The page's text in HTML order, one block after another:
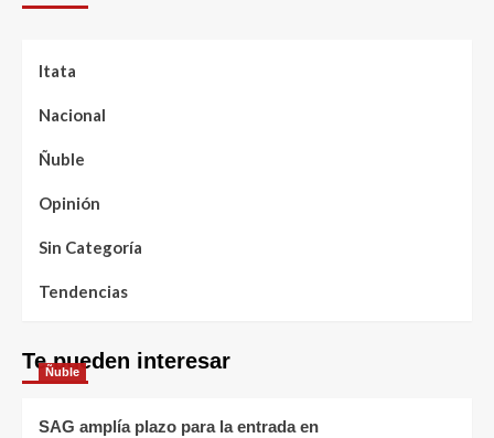
Itata
Nacional
Ñuble
Opinión
Sin Categoría
Tendencias
Te pueden interesar
Ñuble
SAG amplía plazo para la entrada en